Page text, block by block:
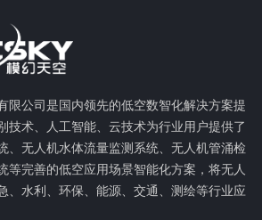
限公司是国内领先的低空数智化解决方案提
技术、人工智能、云技术为行业用户提供了
、无人机水体流量监测系统、无人机管涌检
等完善的低空应用场景智能化方案，将无人
、水利、环保、能源、交通、测绘等行业应